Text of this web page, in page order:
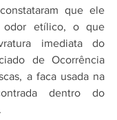
que ele
odor etílico, o que
imediata do
de Ocorrência
a faca usada na
dentro do